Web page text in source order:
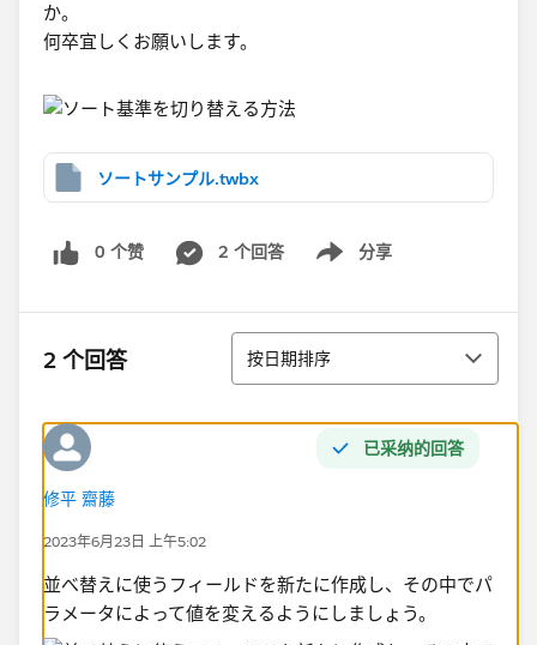
か。
何卒宜しくお願いします。
ソートサンプル.twbx
0 个赞 2 个回答 分享
Show menu
2 个回答 排序
按日期排序
已采纳的回答
修平 齋藤
2023年6月23日 上午5:02
並べ替えに使うフィールドを新たに作成し、その中でパ
ラメータによって値を変えるようにしましょう。